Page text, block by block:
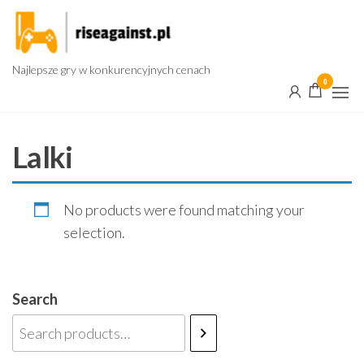
Przejdź
treści
Najlepsze gry w konkurencyjnych cenach
0
Lalki
No products were found matching your
selection.
Search